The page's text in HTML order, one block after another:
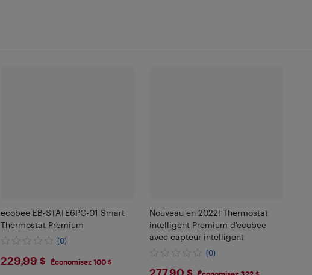
ecobee EB-STATE6PC-01 Smart
Thermostat Premium
(0)
$229.99
229,99 $ Économisez 100 $
Nouveau en 2022! Thermostat
intelligent Premium d’ecobee
avec capteur intelligent
(0)